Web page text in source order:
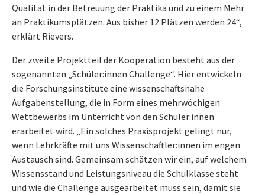
Qualität in der Betreuung der Praktika und zu einem Mehr
an Praktikumsplätzen. Aus bisher 12 Plätzen werden 24“,
erklärt Rievers.
Der zweite Projektteil der Kooperation besteht aus der
sogenannten „Schüler:innen Challenge“. Hier entwickeln
die Forschungsinstitute eine wissenschaftsnahe
Aufgabenstellung, die in Form eines mehrwöchigen
Wettbewerbs im Unterricht von den Schüler:innen
erarbeitet wird. „Ein solches Praxisprojekt gelingt nur,
wenn Lehrkräfte mit uns Wissenschaftler:innen im engen
Austausch sind. Gemeinsam schätzen wir ein, auf welchem
Wissensstand und Leistungsniveau die Schulklasse steht
und wie die Challenge ausgearbeitet muss sein, damit sie